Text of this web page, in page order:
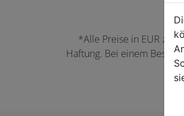
*Alle Preise in EUR
Haftung. Bei einem